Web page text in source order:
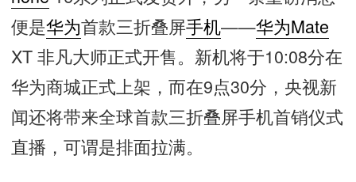
便是华为首款三折叠屏手机——华为Mate
XT 非凡大师正式开售。新机将于10:08分在
华为商城正式上架，而在9点30分，央视新
闻还将带来全球首款三折叠屏手机首销仪式
直播，可谓是排面拉满。